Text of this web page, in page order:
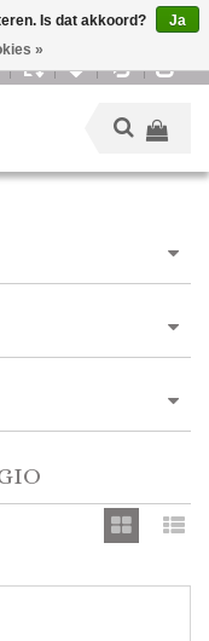
Is dat akkoord?
Ja
»